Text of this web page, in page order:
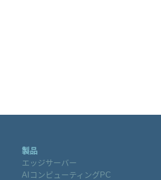
製品
エッジサーバー
AIコンピューティングPC